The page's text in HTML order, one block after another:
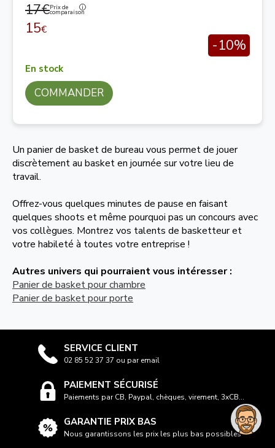
17€Prix de
comparaison
15€
-10%
En stock
COMMANDER
Un panier de basket de bureau vous permet de jouer
discrètement au basket en journée sur votre lieu de
travail.
Offrez-vous quelques minutes de pause en faisant
quelques shoots et même pourquoi pas un concours avec
vos collègues. Montrez vos talents de basketteur et
votre habileté à toutes votre entreprise !
Autres univers qui pourraient vous intéresser :
Panier de basket pour chambre
Panier de basket pour porte
SERVICE CLIENT
02 85 52 37 37 ou par email
PAIEMENT SÉCURISÉ
Paiements par CB, Paypal, chèques, virement, 3xCB...
GARANTIE PRIX BAS
Nous garantissons les prix les plus bas possibles